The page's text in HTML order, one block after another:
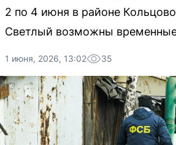
2 по 4 июня в районе
Светлый возможны временные
1 июня, 2026, 13:02 35